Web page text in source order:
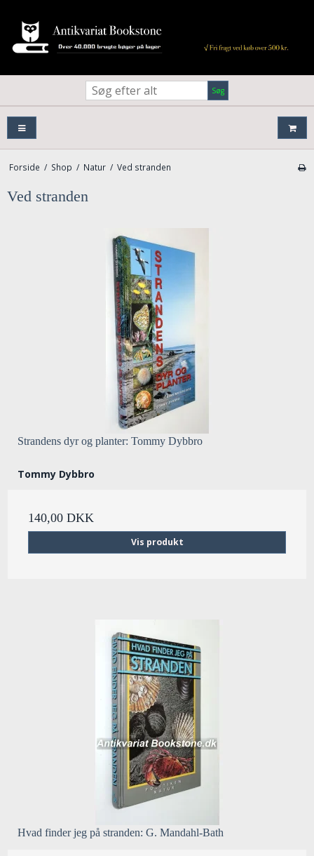
Søg
Forside / Shop / Natur / Ved stranden
Ved stranden
Strandens dyr og planter: Tommy Dybbro
Tommy Dybbro
140,00 DKK
Vis produkt
Hvad finder jeg på stranden: G. Mandahl-Bath